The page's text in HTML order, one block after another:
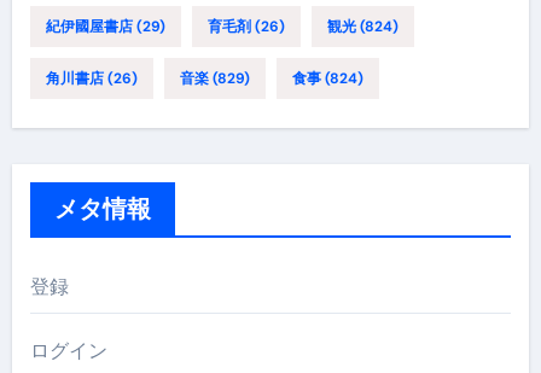
紀伊國屋書店(29) 育毛剤 (26) 観光(824)
角川書店(26) 音楽(829) 食事(824)
メタ情報
登録
ログイン